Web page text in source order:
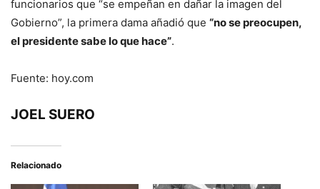
funcionarios que “se empeñan en dañar la imagen del
Gobierno”, la primera dama añadió que “no se preocupen,
el presidente sabe lo que hace”.
Fuente: hoy.com
JOEL SUERO
Relacionado